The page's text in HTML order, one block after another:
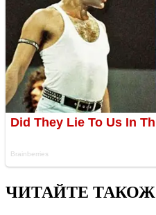
ЧИТАЙТЕ ТАКОЖ